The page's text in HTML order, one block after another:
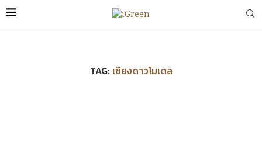
TAG: เชียงดาวโมเดล